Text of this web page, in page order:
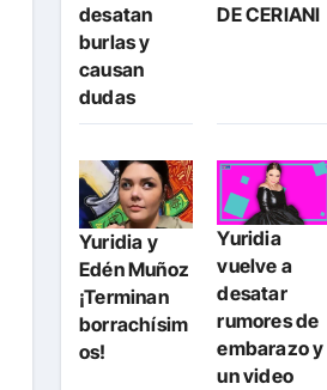
desatan
burlas y
causan
dudas
DE CERIANI
Yuridia y
Edén Muñoz
¡Terminan
borrachísim
os!
Yuridia
vuelve a
desatar
rumores de
embarazo y
un video